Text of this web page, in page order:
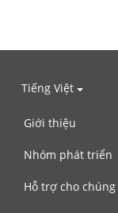
Tiếng Việt
Giới thiệu
Nhóm phát triển
Hỗ trợ cho